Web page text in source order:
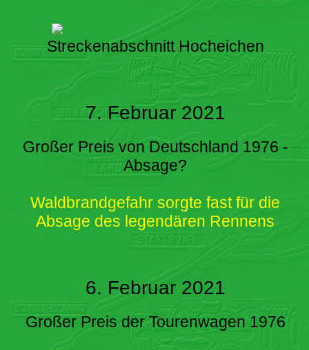
Streckenabschnitt Hocheichen
7. Februar 2021
Großer Preis von Deutschland 1976 -
Absage?
Waldbrandgefahr sorgte fast für die
Absage des legendären Rennens
6. Februar 2021
Großer Preis der Tourenwagen 1976